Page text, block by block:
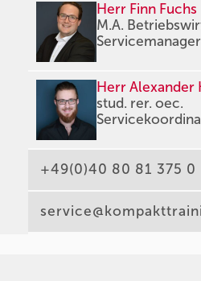
Herr Finn Fuchs
M.A.
Servicemanager
Herr Alexander
stud. rer. oec.
+49(0)40 80 81 375 0